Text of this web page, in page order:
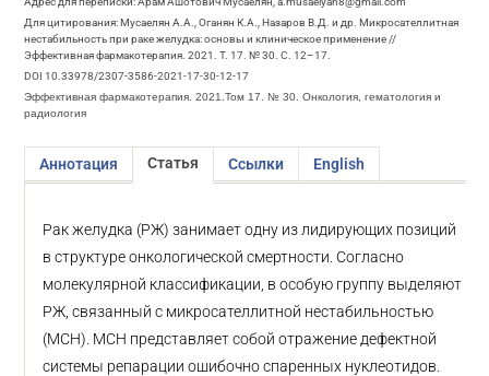
Для цитирования: Мусаелян А.А., Оганян К.А., Назаров В.Д. и др. Микросателлитная
нестабильность при раке желудка: основы и клиническое применение //
Эффективная фармакотерапия. 2021. Т. 17. № 30. С. 12–17.
DOI 10.33978/2307-3586-2021-17-30-12-17
Эффективная фармакотерапия. 2021.Том 17. № 30. Онкология, гематология и
радиология
Аннотация Статья Ссылки English
Рак желудка (РЖ) занимает одну из лидирующих позиций
в структуре онкологической смертности. Согласно
молекулярной классификации, в особую группу выделяют
РЖ, связанный с микросателлитной нестабильностью
(МСН). МСН представляет собой отражение дефектной
системы репарации ошибочно спаренных нуклеотидов.